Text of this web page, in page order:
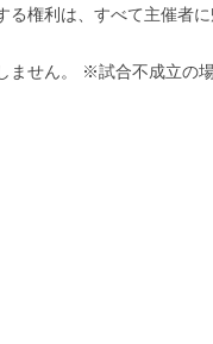
権利は、すべて主催者
ません。 ※試合不成立の